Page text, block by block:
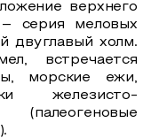
верхнего
серия меловых
двуглавый холм.
встречается
морские ежи,
железисто-